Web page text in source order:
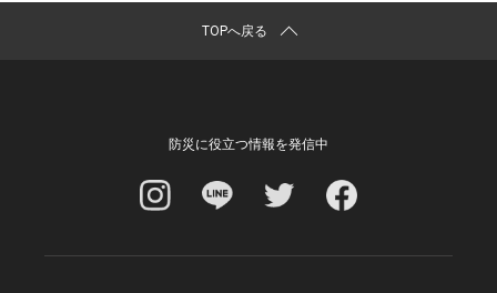
TOPへ戻る
防災に役立つ情報を発信中